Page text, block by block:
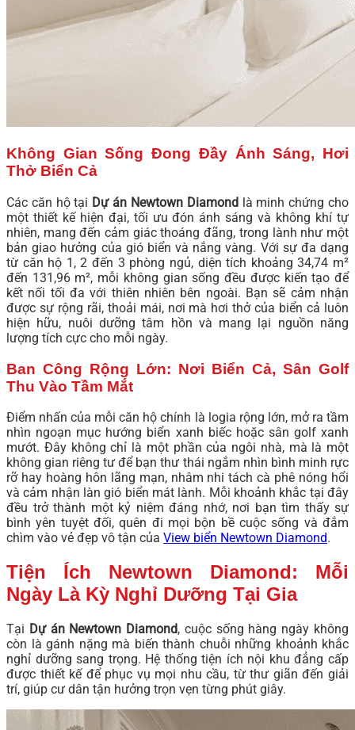
Không Gian Sống Đong Đầy Ánh Sáng, Hơi
Thở Biển Cả
Các căn hộ tại Dự án Newtown Diamondlà minh chứng cho
một thiết kế hiện đại, tối ưu đón ánh sáng và không khí tự
nhiên, mang đến cảm giác thoáng đãng, trong lành như một
bản giao hưởng của gió biển và nắng vàng. Với sự đa dạng
từ căn hộ 1, 2 đến 3 phòng ngủ, diện tích khoảng 34,74 m²
đến 131,96 m², mỗi không gian sống đều được kiến tạo để
kết nối tối đa với thiên nhiên bên ngoài. Bạn sẽ cảm nhận
được sự rộng rãi, thoải mái, nơi mà hơi thở của biển cả luôn
hiện hữu, nuôi dưỡng tâm hồn và mang lại nguồn năng
lượng tích cực cho mỗi ngày.
Ban Công Rộng Lớn: Nơi Biển Cả, Sân Golf
Thu Vào Tầm Mắt
Điểm nhấn của mỗi căn hộ chính là logia rộng lớn, mở ra tầm
nhìn ngoạn mục hướng biển xanh biếc hoặc sân golf xanh
mướt. Đây không chỉ là một phần của ngôi nhà, mà là một
không gian riêng tư để bạn thư thái ngắm nhìn bình minh rực
rỡ hay hoàng hôn lãng mạn, nhâm nhi tách cà phê nóng hổi
và cảm nhận làn gió biển mát lành. Mỗi khoảnh khắc tại đây
đều trở thành một kỷ niệm đáng nhớ, nơi bạn tìm thấy sự
bình yên tuyệt đối, quên đi mọi bộn bề cuộc sống và đắm
chìm vào vẻ đẹp vô tận của View biển Newtown Diamond.
Tiện Ích Newtown Diamond: Mỗi
Ngày Là Kỳ Nghỉ Dưỡng Tại Gia
Tại Dự án Newtown Diamond, cuộc sống hàng ngày không
còn là gánh nặng mà biến thành chuỗi những khoảnh khắc
nghỉ dưỡng sang trọng. Hệ thống tiện ích nội khu đẳng cấp
được thiết kế để phục vụ mọi nhu cầu, từ thư giãn đến giải
trí, giúp cư dân tận hưởng trọn vẹn từng phút giây.